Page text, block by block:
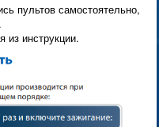
пультов самостоятельно,
из инструкции.